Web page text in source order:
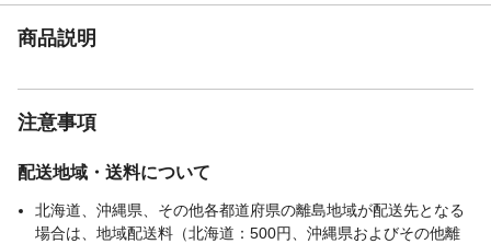
商品説明
注意事項
配送地域・送料について
北海道、沖縄県、その他各都道府県の離島地域が配送先となる
場合は、地域配送料（北海道：500円、沖縄県およびその他離